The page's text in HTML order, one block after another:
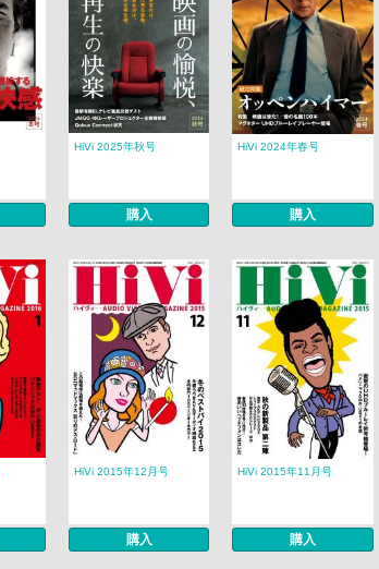
HiVi 2025年秋号
購入
HiVi 2024年春号
購入
HiVi 2015年12月号
購入
HiVi 2015年11月号
購入